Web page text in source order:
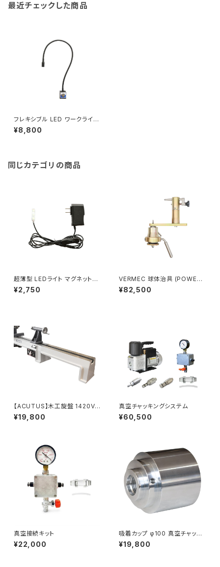
最近チェックした商品
フレキシブル LED ワークライト
マグネット ベースタイプ 高輝度
ACアダプタ＋2.6mコード LED
¥8,800
同じカテゴリの商品
超薄型 LEDライト マグネット付
き
¥2,750
VERMEC 球体治具 (POWER
MATIC3520C専用)
¥82,500
【ACUTUS】木工旋盤 1420VD
A用 延長ベッド
¥19,800
真空チャッキングシステム
¥60,500
真空接続キット
¥22,000
吸着カップ φ100 真空チャッキ
ング用 高精度アルミ削り出し 真
空用カップ
¥19,800